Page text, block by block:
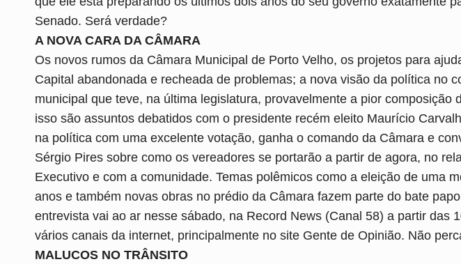
Senado. Será verdade?
A NOVA CARA DA CÂMARA
Os novos rumos da Câmara Municipal de Porto Velho, os projetos para
Capital abandonada e recheada de problemas; a nova visão da política no
municipal que teve, na última legislatura, provavelmente a pior composição
isso são assuntos debatidos com o presidente recém eleito Maurício
na política com uma excelente votação, ganha o comando da Câmara e
Sérgio Pires sobre como os vereadores se portarão a partir de agora, no
Executivo e com a comunidade. Temas polêmicos como a eleição de uma
anos e também novas obras no prédio da Câmara fazem parte do bate
entrevista vai ao ar nesse sábado, na Record News (Canal 58) a partir das
vários canais da internet, principalmente no site Gente de Opinião. Não
MALUCOS NO TRÂNSITO